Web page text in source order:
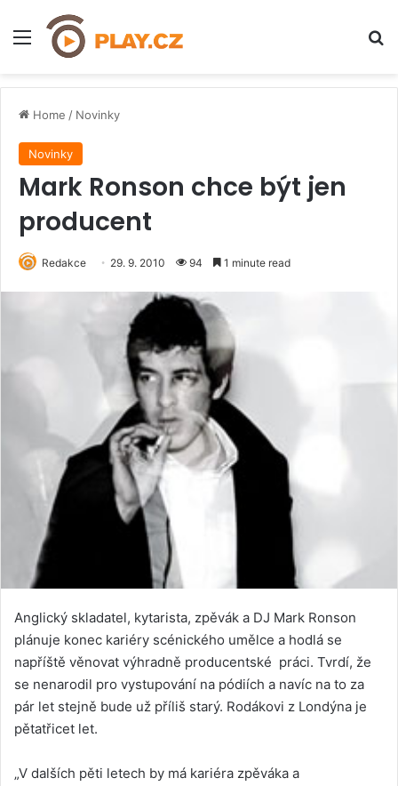
Menu
Home / Novinky
Novinky
Mark Ronson chce být jen
producent
Redakce 29. 9. 2010 94 1 minute read
Anglický skladatel, kytarista, zpěvák a DJ Mark Ronson
plánuje konec kariéry scénického umělce a hodlá se
napříště věnovat výhradně producentské práci. Tvrdí, že
se nenarodil pro vystupování na pódiích a navíc na to za
pár let stejně bude už příliš starý. Rodákovi z Londýna je
pětatřicet let.
„V dalších pěti letech by má kariéra zpěváka a